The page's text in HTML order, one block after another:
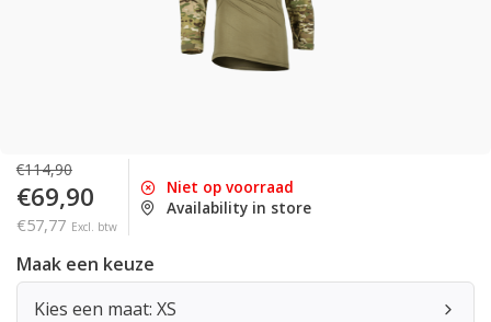
€114,90
€69,90
€57,77 Excl. btw
Niet op voorraad
Availability in store
Maak een keuze
Kies een maat: XS